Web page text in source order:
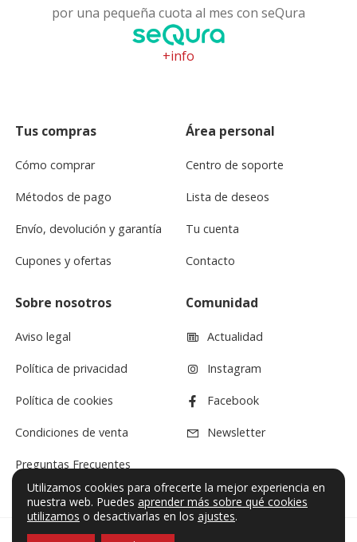
por una pequeña cuota al mes con seQura
+info
Tus compras
Cómo comprar
Métodos de pago
Envío, devolución y garantía
Cupones y ofertas
Área personal
Centro de soporte
Lista de deseos
Tu cuenta
Contacto
Sobre nosotros
Aviso legal
Política de privacidad
Política de cookies
Condiciones de venta
Preguntas Frecuentes
Comunidad
Actualidad
Instagram
Facebook
Newsletter
Utilizamos cookies para ofrecerte la mejor experiencia en
nuestra web. Puedes aprender más sobre qué cookies
utilizamos o desactivarlas en los ajustes.